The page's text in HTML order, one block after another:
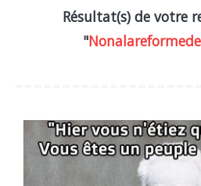
Résultat(s) de votre
"